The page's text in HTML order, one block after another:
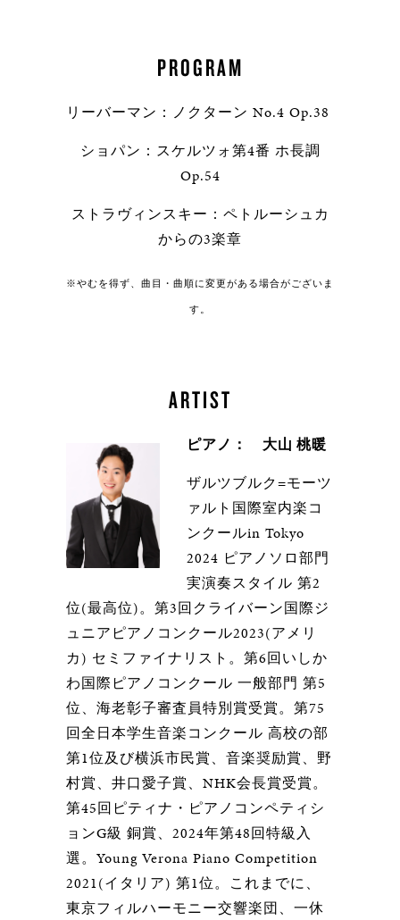
PROGRAM
リーバーマン：ノクターン No.4 Op.38
ショパン：スケルツォ第4番 ホ長調
Op.54
ストラヴィンスキー：ペトルーシュカ
からの3楽章
※やむを得ず、曲目・曲順に変更がある場合がございま
す。
ARTIST
ピアノ： 大山 桃暖
ザルツブルク=モーツ
ァルト国際室内楽コ
ンクールin Tokyo
2024 ピアノソロ部門
実演奏スタイル 第2
位(最高位)。第3回クライバーン国際ジ
ュニアピアノコンクール2023(アメリ
カ) セミファイナリスト。第6回いしか
わ国際ピアノコンクール 一般部門 第5
位、海老彰子審査員特別賞受賞。第75
回全日本学生音楽コンクール 高校の部
第1位及び横浜市民賞、音楽奨励賞、野
村賞、井口愛子賞、NHK会長賞受賞。
第45回ピティナ・ピアノコンペティシ
ョンG級 銅賞、2024年第48回特級入
選。Young Verona Piano Competition
2021(イタリア) 第1位。これまでに、
東京フィルハーモニー交響楽団、一休